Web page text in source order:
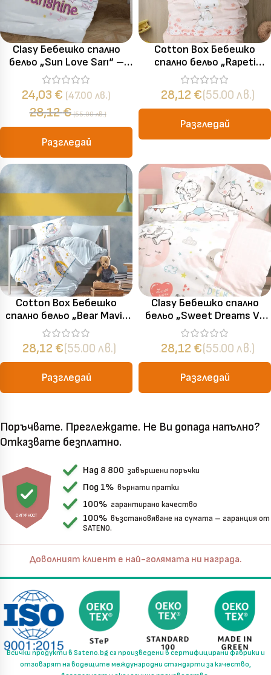
Clasy Бебешко спално
бельо „Sun Love Sarı“ –
100% памук – 4 части –
за бебешко легло
28,12€ (55.00 лв.)
24,03 € (47.00 лв.)
Разгледай
Cotton Box Бебешко
спално бельо „Rapeti
Somon“ Ranforce – 100%
памук ранфорс – 4 части
– за бебешко легло
28,12 €(55.00 лв.)
Разгледай
Cotton Box Бебешко
спално бельо „Bear Mavi“
Bebek Ranforce – 100%
памук – 4 части – за
бебешко легло
28,12 €(55.00 лв.)
Разгледай
Clasy Бебешко спално
бельо „Sweet Dreams V1
Pudra“ Ranforce – 100%
памук – 4 части – за
бебешко легло
28,12 €(55.00 лв.)
Разгледай
Поръчвате. Преглеждате. Не Ви допада напълно?
Отказвате безплатно.
СИГУРНОСТ
Над 8 800 завършени поръчки
Под 1% върнати пратки
100% гарантирано качество
100% възстановяване на сумата – гаранция от
SATENO.
Доволният клиент е най-голямата ни награда.
Всички продукти в Sateno.bg са произведени в сертифицирани фабрики и
отговарят на водещите международни стандарти за качество,